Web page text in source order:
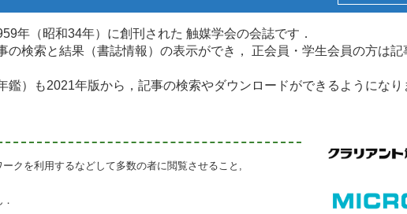
年（昭和34年）に創刊された 触媒学会の会誌です．
の検索と結果（書誌情報）の表示ができ， 正会員・学生会員の方は記
鑑）も2021年版から，記事の検索やダウンロードができるようになり
クを利用するなどして多数の者に閲覧させること,